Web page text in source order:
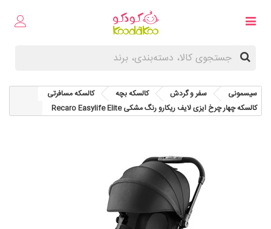
سیسمونی سفر و گردش کالسکه بچه
کالسکه مسافرتی
کالسکه چهار چرخ ایزی لایف ریکارو رنگ مشکی Recaro Easylife Elite